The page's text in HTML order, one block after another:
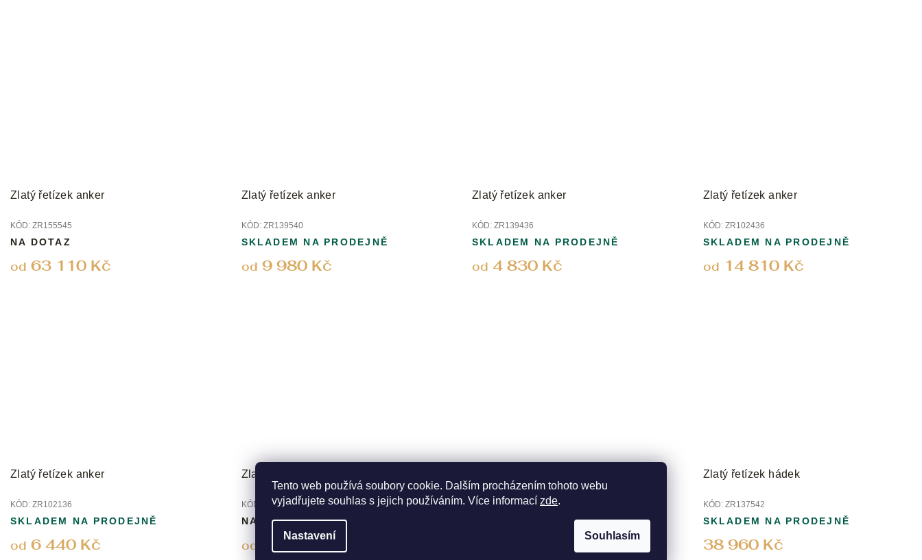
Tento web používá soubory cookie. Dalším procházením tohoto webu
vyjadřujete souhlas s jejich používáním. Více informací zde.
Nastavení Souhlasím
Zlatý řetízek anker
KÓD: ZR155545
od 63 110 Kč
NA DOTAZ
Zlatý řetízek anker
KÓD: ZR139540
od 9 980 Kč
SKLADEM NA PRODEJNĚ
Zlatý řetízek anker
KÓD: ZR139436
od 4 830 Kč
SKLADEM NA PRODEJNĚ
Zlatý řetízek anker
KÓD: ZR102436
od 14 810 Kč
SKLADEM NA PRODEJNĚ
Zlatý řetízek anker
KÓD: ZR102136
od 6 440 Kč
SKLADEM NA PRODEJNĚ
Zlatý řetízek copánek
KÓD: ZRER002B40
od 10 300 Kč
NA DOTAZ
KÓD:ZR131836
SKLADEM NA PRODEJNĚ
Zlatý řetízek hádek
KÓD: ZR137542
38 960 Kč
SKLADEM NA PRODEJNĚ